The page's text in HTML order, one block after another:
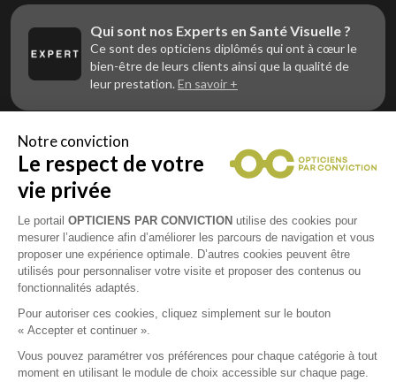
Qui sont nos Experts en Santé Visuelle ?
Ce sont des opticiens diplômés qui ont à cœur le
bien-être de leurs clients ainsi que la qualité de
leur prestation. En savoir +
Vous êtes un professionnel de la vue et
vous souhaitez nous rejoindre ?
Contactez Alliance Optic, la centrale d’achats et
d’accompagnement des opticiens indépendants
Notre conviction
Le respect de votre
vie privée
Le portail OPTICIENS PAR CONVICTION utilise des cookies pour
mesurer l’audience afin d’améliorer les parcours de navigation et vous
proposer une expérience optimale. D’autres cookies peuvent être
utilisés pour personnaliser votre visite et proposer des contenus ou
fonctionnalités adaptés.
Pour autoriser ces cookies, cliquez simplement sur le bouton
« Accepter et continuer ».
Vous pouvez paramétrer vos préférences pour chaque catégorie à tout
moment en utilisant le module de choix accessible sur chaque page.